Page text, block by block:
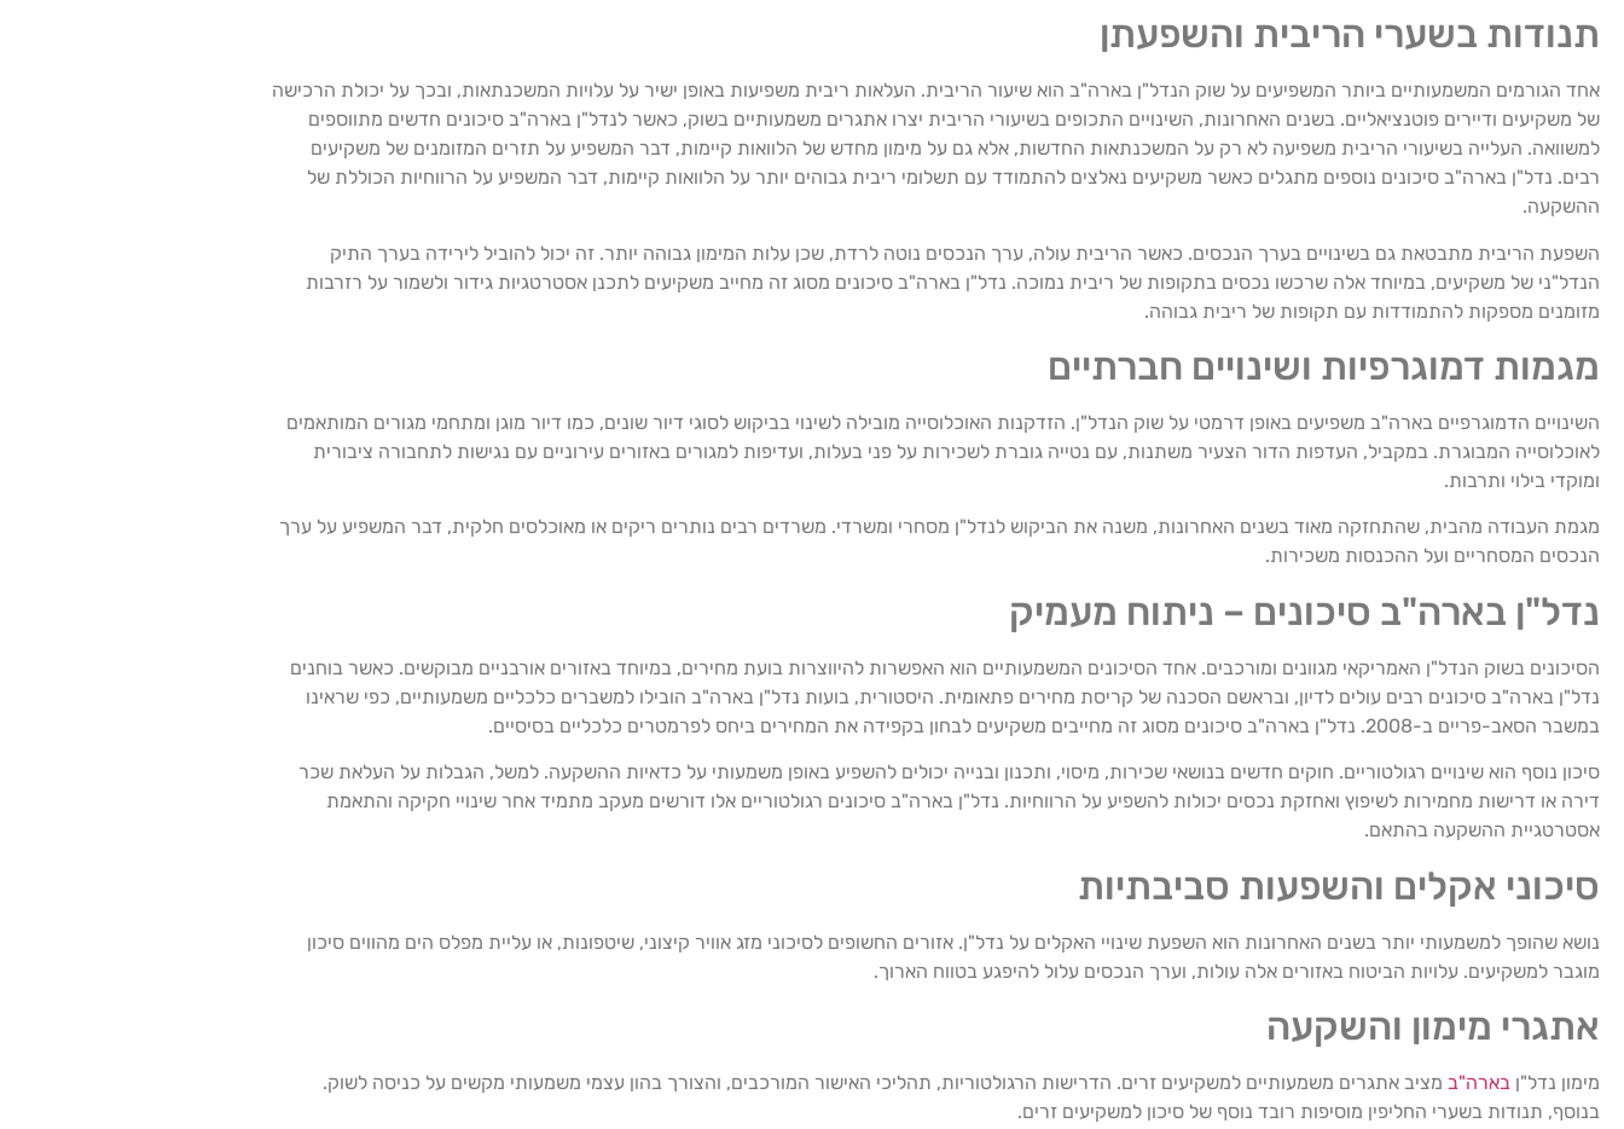
תנודות בשערי הריבית והשפעתן
אחד הגורמים המשמעותיים ביותר המשפיעים על שוק הנדל"ן בארה"ב הוא שיעור הריבית. העלאות ריבית משפיעות באופן ישיר על עלויות המשכנתאות, ובכך על יכולת הרכישה
של משקיעים ודיירים פוטנציאליים. בשנים האחרונות, השינויים התכופים בשיעורי הריבית יצרו אתגרים משמעותיים בשוק, כאשר לנדל"ן בארה"ב סיכונים חדשים מתווספים
למשוואה. העלייה בשיעורי הריבית משפיעה לא רק על המשכנתאות החדשות, אלא גם על מימון מחדש של הלוואות קיימות, דבר המשפיע על תזרים המזומנים של משקיעים
רבים. נדל"ן בארה"ב סיכונים נוספים מתגלים כאשר משקיעים נאלצים להתמודד עם תשלומי ריבית גבוהים יותר על הלוואות קיימות, דבר המשפיע על הרווחיות הכוללת של
ההשקעה.
השפעת הריבית מתבטאת גם בשינויים בערך הנכסים. כאשר הריבית עולה, ערך הנכסים נוטה לרדת, שכן עלות המימון גבוהה יותר. זה יכול להוביל לירידה בערך התיק
הנדל"ני של משקיעים, במיוחד אלה שרכשו נכסים בתקופות של ריבית נמוכה. נדל"ן בארה"ב סיכונים מסוג זה מחייב משקיעים לתכנן אסטרטגיות גידור ולשמור על רזרבות
מזומנים מספקות להתמודדות עם תקופות של ריבית גבוהה.
מגמות דמוגרפיות ושינויים חברתיים
השינויים הדמוגרפיים בארה"ב משפיעים באופן דרמטי על שוק הנדל"ן. הזדקנות האוכלוסייה מובילה לשינוי בביקוש לסוגי דיור שונים, כמו דיור מוגן ומתחמי מגורים המותאמים
לאוכלוסייה המבוגרת. במקביל, העדפות הדור הצעיר משתנות, עם נטייה גוברת לשכירות על פני בעלות, ועדיפות למגורים באזורים עירוניים עם נגישות לתחבורה ציבורית
ומוקדי בילוי ותרבות.
מגמת העבודה מהבית, שהתחזקה מאוד בשנים האחרונות, משנה את הביקוש לנדל"ן מסחרי ומשרדי. משרדים רבים נותרים ריקים או מאוכלסים חלקית, דבר המשפיע על ערך
הנכסים המסחריים ועל ההכנסות משכירות.
נדל"ן בארה"ב סיכונים – ניתוח מעמיק
הסיכונים בשוק הנדל"ן האמריקאי מגוונים ומורכבים. אחד הסיכונים המשמעותיים הוא האפשרות להיווצרות בועת מחירים, במיוחד באזורים אורבניים מבוקשים. כאשר בוחנים
נדל"ן בארה"ב סיכונים רבים עולים לדיון, ובראשם הסכנה של קריסת מחירים פתאומית. היסטורית, בועות נדל"ן בארה"ב הובילו למשברים כלכליים משמעותיים, כפי שראינו
במשבר הסאב-פריים ב-2008. נדל"ן בארה"ב סיכונים מסוג זה מחייבים משקיעים לבחון בקפידה את המחירים ביחס לפרמטרים כלכליים בסיסיים.
סיכון נוסף הוא שינויים רגולטוריים. חוקים חדשים בנושאי שכירות, מיסוי, ותכנון ובנייה יכולים להשפיע באופן משמעותי על כדאיות ההשקעה. למשל, הגבלות על העלאת שכר
דירה או דרישות מחמירות לשיפוץ ואחזקת נכסים יכולות להשפיע על הרווחיות. נדל"ן בארה"ב סיכונים רגולטוריים אלו דורשים מעקב מתמיד אחר שינויי חקיקה והתאמת
אסטרטגיית ההשקעה בהתאם.
סיכוני אקלים והשפעות סביבתיות
נושא שהופך למשמעותי יותר בשנים האחרונות הוא השפעת שינויי האקלים על נדל"ן. אזורים החשופים לסיכוני מזג אוויר קיצוני, שיטפונות, או עליית מפלס הים מהווים סיכון
מוגבר למשקיעים. עלויות הביטוח באזורים אלה עולות, וערך הנכסים עלול להיפגע בטווח הארוך.
אתגרי מימון והשקעה
מימון נדל"ן בארה"ב מציב אתגרים משמעותיים למשקיעים זרים. הדרישות הרגולטוריות, תהליכי האישור המורכבים, והצורך בהון עצמי משמעותי מקשים על כניסה לשוק.
בנוסף, תנודות בשערי החליפין מוסיפות רובד נוסף של סיכון למשקיעים זרים.